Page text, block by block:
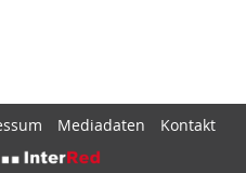
Mediadaten
Kontakt